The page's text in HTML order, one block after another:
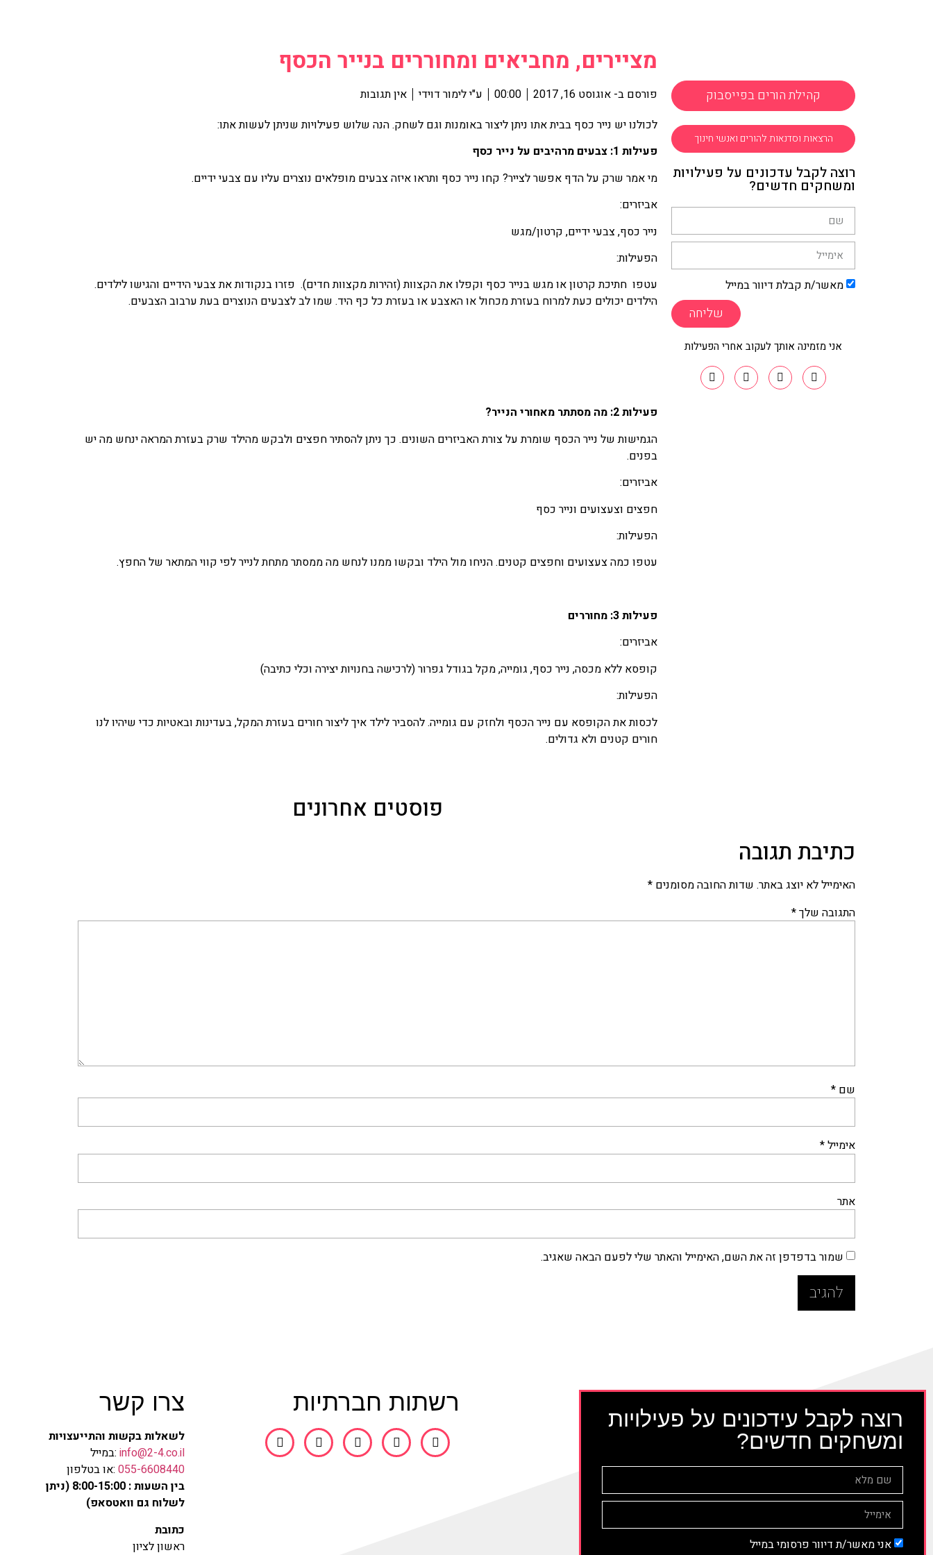
קהילת הורים בפייסבוק
הרצאות וסדנאות להורים ואנשי חינוך
רוצה לקבל עדכונים על פעילויות
ומשחקים חדשים?
מאשר/ת קבלת דיוור במייל
שליחה
אני מזמינה אותך לעקוב אחרי הפעילות
מציירים, מחביאים ומחוררים בנייר הכסף
פורסם ב- אוגוסט 16, 2017 00:00 ע"ילימור דוידי
אין תגובות
לכולנו יש נייר כסף בבית אתו ניתן ליצור באומנות וגם לשחק. הנה שלוש פעילויות שניתן לעשות אתו:
פעילות 1: צבעים מרהיבים על נייר כסף
מי אמר שרק על הדף אפשר לצייר? קחו נייר כסף ותראו איזה צבעים מופלאים נוצרים עליו עם צבעי ידיים.
אביזרים:
נייר כסף, צבעי ידיים, קרטון/מגש
הפעילות:
עטפו חתיכת קרטון או מגש בנייר כסף וקפלו את הקצוות (זהירות מקצוות חדים). פזרו בנקודות את צבעי הידיים והגישו לילדים.
הילדים יכולים כעת למרוח בעזרת מכחול או האצבע או בעזרת כל כף היד. שמו לב לצבעים הנוצרים בעת ערבוב הצבעים.
פעילות 2: מה מסתתר מאחורי הנייר?
הגמישות של נייר הכסף שומרת על צורת האביזרים השונים. כך ניתן להסתיר חפצים ולבקש מהילד שרק בעזרת המראה ינחש מה יש
בפנים.
אביזרים:
חפצים וצעצועים ונייר כסף
הפעילות:
עטפו כמה צעצועים וחפצים קטנים. הניחו מול הילד ובקשו ממנו לנחש מה ממסתר מתחת לנייר לפי קווי המתאר של החפץ.
פעילות 3: מחוררים
אביזרים:
קופסא ללא מכסה, נייר כסף, גומייה, מקל בגודל גפרור (לרכישה בחנויות יצירה וכלי כתיבה)
הפעילות:
לכסות את הקופסא עם נייר הכסף ולחזק עם גומייה. להסביר לילד איך ליצור חורים בעזרת המקל, בעדינות ובאטיות כדי שיהיו לנו
חורים קטנים ולא גדולים.
פוסטים אחרונים
כתיבת תגובה
האימייל לא יוצג באתר. שדות החובה מסומנים *
התגובה שלך*
שם *
אימייל*
אתר
שמור בדפדפן זה את השם, האימייל והאתר שלי לפעם הבאה שאגיב.
רוצה לקבל עידכונים על פעילויות
ומשחקים חדשים?
אני מאשר/ת דיוור פרסומי במייל
רשתות חברתיות צרו קשר
לשאלות בקשות והתייעצויות
info@2-4.co.il:במייל
055-6608440:או בטלפון
בין השעות : 8:00-15:00 (ניתן
לשלוח גם וואטסאפ)
כתובת
ראשון לציון